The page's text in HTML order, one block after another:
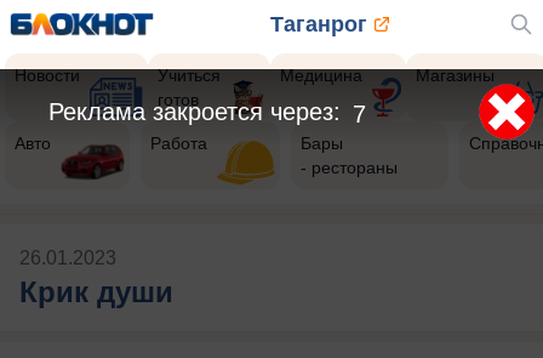
Таганрог
Новости
Учиться
готов
Медицина Магазины
Авто Работа
Бары
- рестораны
26.01.2023
Крик души
7
Реклама закроется через: